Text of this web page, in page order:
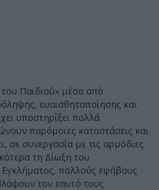
Παιδιού» μέσα από
ευαισθητοποίησης και
υποστηρίξει πολλά
παρόμοιες καταστάσεις και
σε συνεργασία με τις αρμόδιες
τη Δίωξη του
Εγκλήματος, πολλούς εφήβους
τον εαυτό τους.